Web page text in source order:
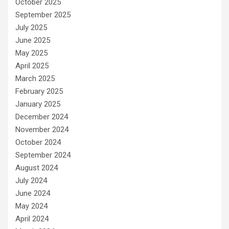
October 2025
September 2025
July 2025
June 2025
May 2025
April 2025
March 2025
February 2025
January 2025
December 2024
November 2024
October 2024
September 2024
August 2024
July 2024
June 2024
May 2024
April 2024